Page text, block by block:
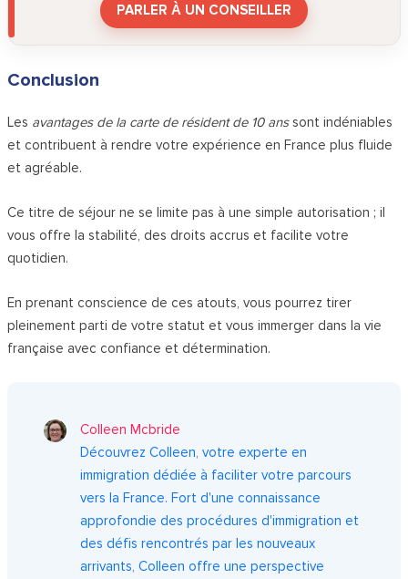
PARLER À UN CONSEILLER
Conclusion
Les avantages de la carte de résident de 10 anssont indéniables
et contribuent à rendre votre expérience en France plus fluide
et agréable.
Ce titre de séjour ne se limite pas à une simple autorisation ; il
vous offre la stabilité, des droits accrus et facilite votre
quotidien.
En prenant conscience de ces atouts, vous pourrez tirer
pleinement parti de votre statut et vous immerger dans la vie
française avec confiance et détermination.
Colleen Mcbride
Découvrez Colleen, votre experte en
immigration dédiée à faciliter votre parcours
vers la France. Fort d'une connaissance
approfondie des procédures d'immigration et
des défis rencontrés par les nouveaux
arrivants, Colleen offre une perspective